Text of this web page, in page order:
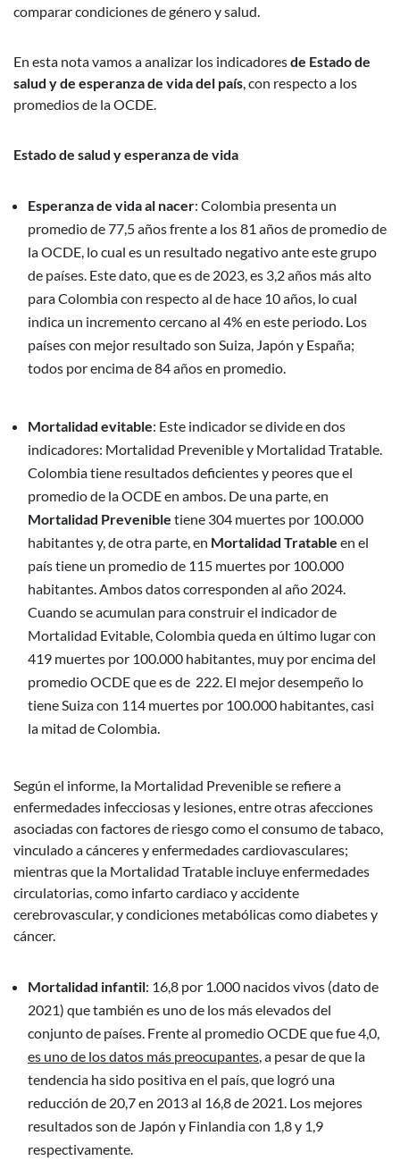
comparar condiciones de género y salud.
En esta nota vamos a analizar los indicadoresde Estado de
salud y de esperanza de vida del país, con respecto a los
promedios de la OCDE.
Estado de salud y esperanza de vida
Esperanza de vida al nacer: Colombia presenta un
promedio de 77,5 años frente a los 81 años de promedio de
la OCDE, lo cual es un resultado negativo ante este grupo
de países. Este dato, que es de 2023, es 3,2 años más alto
para Colombia con respecto al de hace 10 años, lo cual
indica un incremento cercano al 4% en este periodo. Los
países con mejor resultado son Suiza, Japón y España;
todos por encima de 84 años en promedio.
Mortalidad evitable: Este indicador se divide en dos
indicadores: Mortalidad Prevenible y Mortalidad Tratable.
Colombia tiene resultados deficientes y peores que el
promedio de la OCDE en ambos. De una parte, en
Mortalidad Prevenible tiene 304 muertes por 100.000
habitantes y, de otra parte, en Mortalidad Tratable en el
país tiene un promedio de 115 muertes por 100.000
habitantes. Ambos datos corresponden al año 2024.
Cuando se acumulan para construir el indicador de
Mortalidad Evitable, Colombia queda en último lugar con
419 muertes por 100.000 habitantes, muy por encima del
promedio OCDE que es de 222. El mejor desempeño lo
tiene Suiza con 114 muertes por 100.000 habitantes, casi
la mitad de Colombia.
Según el informe, la Mortalidad Prevenible se refiere a
enfermedades infecciosas y lesiones, entre otras afecciones
asociadas con factores de riesgo como el consumo de tabaco,
vinculado a cánceres y enfermedades cardiovasculares;
mientras que la Mortalidad Tratable incluye enfermedades
circulatorias, como infarto cardiaco y accidente
cerebrovascular, y condiciones metabólicas como diabetes y
cáncer.
Mortalidad infantil: 16,8 por 1.000 nacidos vivos (dato de
2021) que también es uno de los más elevados del
conjunto de países. Frente al promedio OCDE que fue 4,0,
es uno de los datos más preocupantes, a pesar de que la
tendencia ha sido positiva en el país, que logró una
reducción de 20,7 en 2013 al 16,8 de 2021. Los mejores
resultados son de Japón y Finlandia con 1,8 y 1,9
respectivamente.